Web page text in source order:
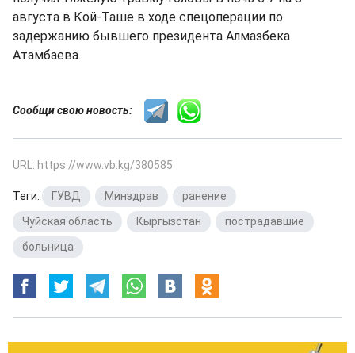
августа в Кой-Таше в ходе спецоперации по
задержанию бывшего президента Алмазбека
Атамбаева.
Сообщи свою новость:
URL: https://www.vb.kg/380585
Теги: ГУВД Минздрав ранение
Чуйская область
Кыргызстан пострадавшие
больница